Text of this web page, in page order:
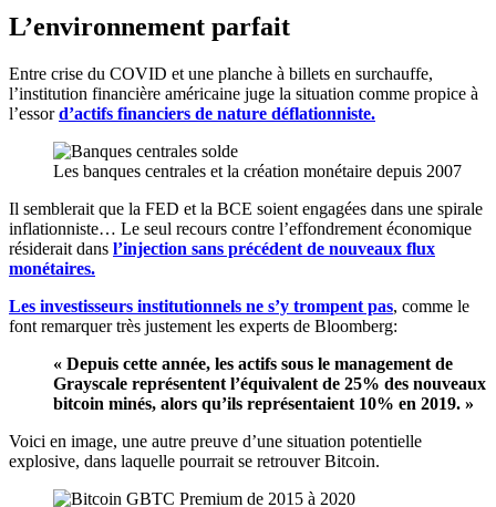
L’environnement parfait
Entre crise du COVID et une planche à billets en surchauffe,
l’institution financière américaine juge la situation comme propice à
l’essord’actifs financiers de nature déflationniste.
Les banques centrales et la création monétaire depuis 2007
Il semblerait que la FED et la BCE soient engagées dans une spirale
inflationniste… Le seul recours contre l’effondrement économique
résiderait dans l’injection sans précédent de nouveaux flux
monétaires.
Les investisseurs institutionnels ne s’y trompent pas, comme le
font remarquer très justement les experts de Bloomberg:
« Depuis cette année, les actifs sous le management de
Grayscale représentent l’équivalent de 25% des nouveaux
bitcoin minés, alors qu’ils représentaient 10% en 2019. »
Voici en image, une autre preuve d’une situation potentielle
explosive, dans laquelle pourrait se retrouver Bitcoin.